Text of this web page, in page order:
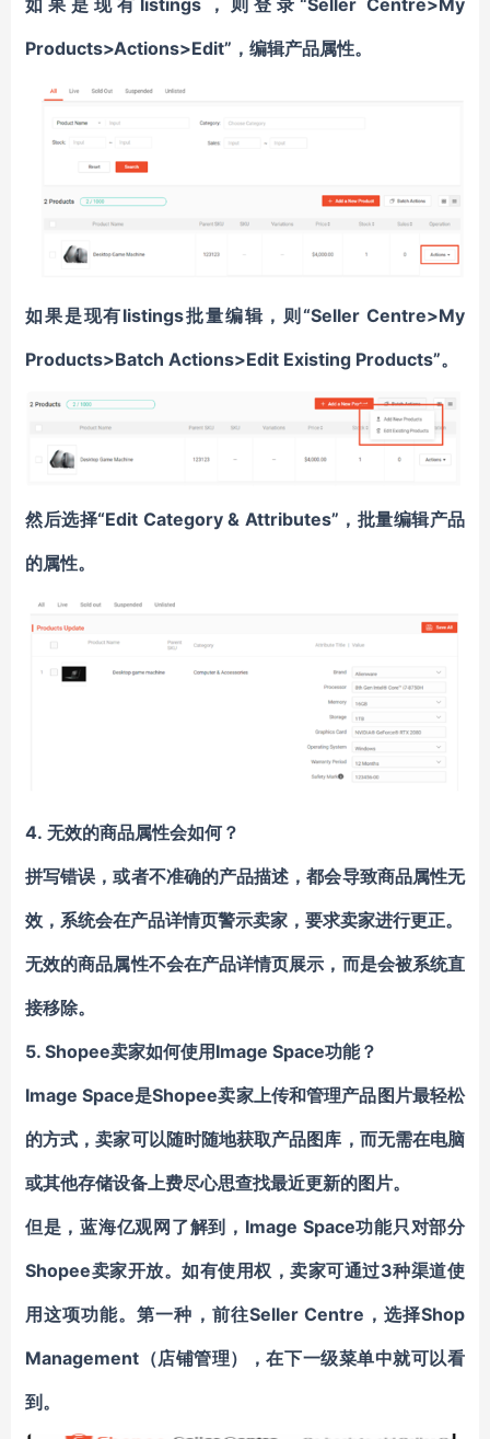
如果是现有listings，则登录“Seller Centre>My
Products>Actions>Edit”，编辑产品属性。
如果是现有listings批量编辑，则“Seller Centre>My
Products>Batch Actions>Edit Existing Products”。
然后选择“Edit Category & Attributes”，批量编辑产品
的属性。
4. 无效的商品属性会如何？
拼写错误，或者不准确的产品描述，都会导致商品属性无
效，系统会在产品详情页警示卖家，要求卖家进行更正。
无效的商品属性不会在产品详情页展示，而是会被系统直
接移除。
5. Shopee卖家如何使用Image Space功能？
Image Space是Shopee卖家上传和管理产品图片最轻松
的方式，卖家可以随时随地获取产品图库，而无需在电脑
或其他存储设备上费尽心思查找最近更新的图片。
但是，蓝海亿观网了解到， Image Space功能只对部分
Shopee卖家开放。如有使用权，卖家可通过3种渠道使
用这项功能。第一种，前往Seller Centre，选择Shop
Management（店铺管理），在下一级菜单中就可以看
到。